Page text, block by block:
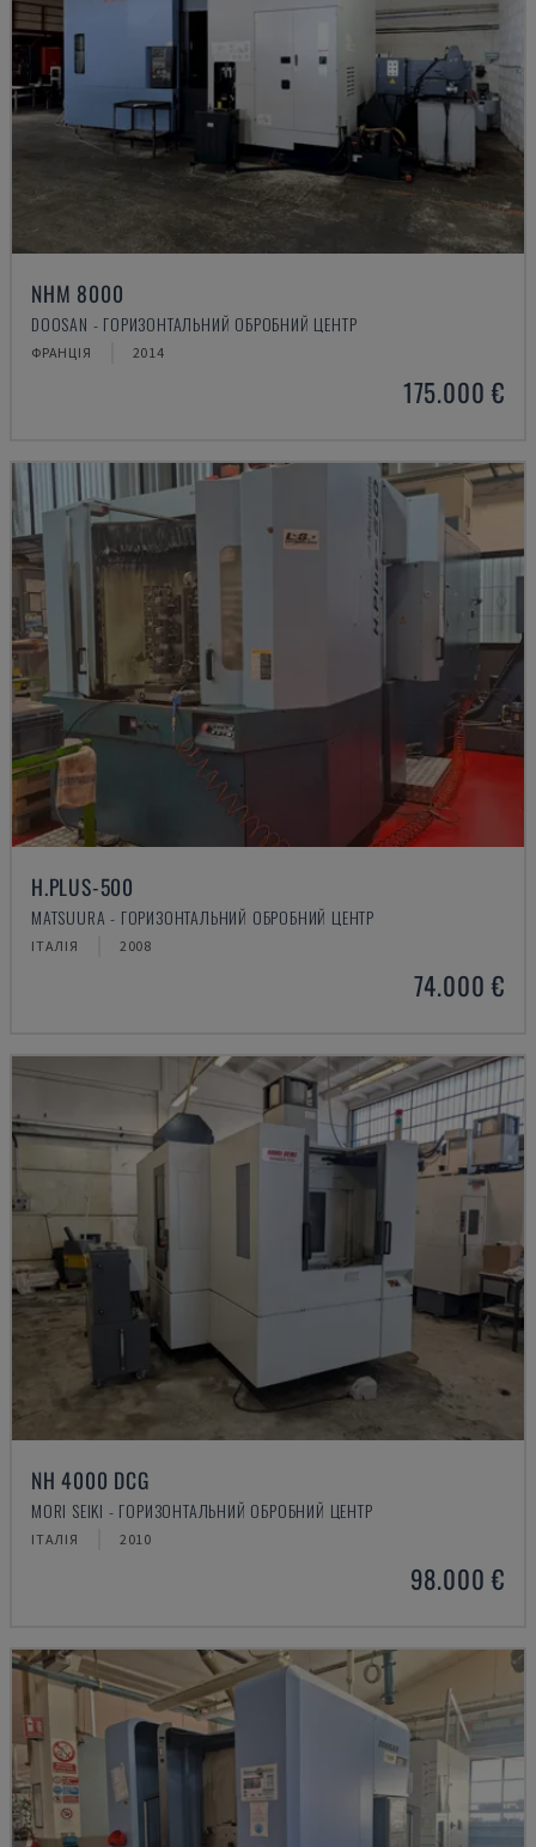
NHM 8000
DOOSAN - ГОРИЗОНТАЛЬНИЙ ОБРОБНИЙ ЦЕНТР
ФРАНЦІЯ 2014
175.000 €
H.PLUS-500
MATSUURA - ГОРИЗОНТАЛЬНИЙ ОБРОБНИЙ ЦЕНТР
ІТАЛІЯ 2008
74.000 €
NH 4000 DCG
MORI SEIKI - ГОРИЗОНТАЛЬНИЙ ОБРОБНИЙ ЦЕНТР
ІТАЛІЯ 2010
98.000 €